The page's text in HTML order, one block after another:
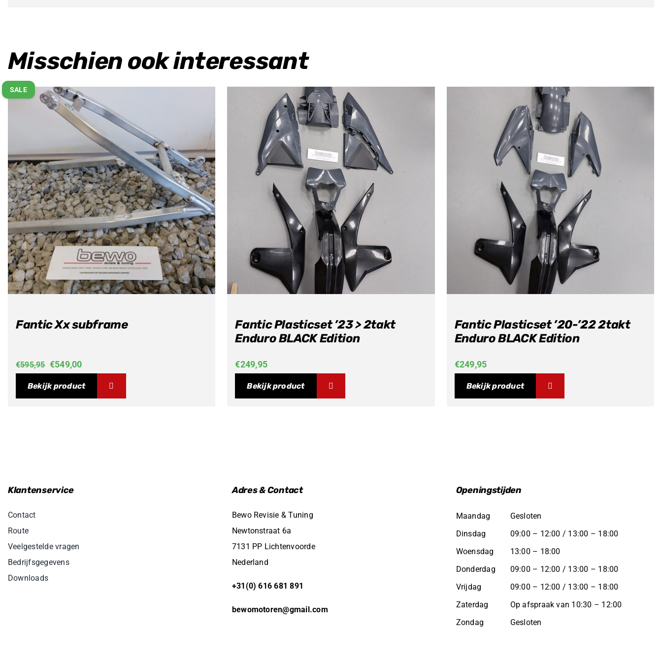
Misschien ook interessant
SALE
Fantic Xx subframe
€595,95 Oorspronkelijke
prijs
was:
€549,00Huidige
prijs
is:
Bekijk product
Fantic Plasticset ’23 > 2takt
Enduro BLACK Edition
€249,95
Bekijk product
Fantic Plasticset ’20-’22 2takt
Enduro BLACK Edition
€249,95
Bekijk product
Klantenservice
Contact
Route
Veelgestelde vragen
Bedrijfsgegevens
Downloads
Adres & Contact
Bewo Revisie & Tuning
Newtonstraat 6a
7131 PP Lichtenvoorde
Nederland
+31(0) 616 681 891
bewomotoren@gmail.com
Openingstijden
Maandag
Gesloten
Dinsdag
09:00 – 12:00 / 13:00 – 18:00
Woensdag
13:00 – 18:00
Donderdag
09:00 – 12:00 / 13:00 – 18:00
Vrijdag
09:00 – 12:00 / 13:00 – 18:00
Zaterdag
Op afspraak van 10:30 – 12:00
Zondag
Gesloten